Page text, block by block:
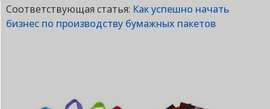
Соответствующая статья: Как успешно начать
бизнес по производству бумажных пакетов